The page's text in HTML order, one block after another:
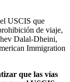
USCIS que
de viaje,
Dalal-Dheini,
Immigration
que las vías